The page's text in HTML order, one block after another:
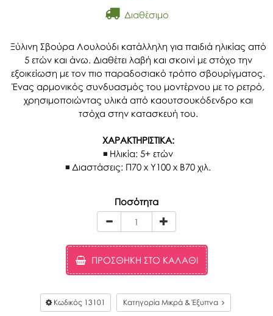
Διαθέσιμο
Ξύλινη Σβούρα Λουλούδι κατάλληλη για παιδιά ηλικίας από
5 ετών και άνω. Διαθέτει λαβή και σκοινί με στόχο την
εξοικείωση με τον πιο παραδοσιακό τρόπο σβουρίγματος.
Ένας αρμονικός συνδυασμός του μοντέρνου με το ρετρό,
χρησιμοποιώντας υλικά από καουτσουκόδενδρο και
τσόχα στην κατασκευή του.
ΧΑΡΑΚΤΗΡΙΣΤΙΚΑ:
Ηλικία: 5+ ετών
Διαστάσεις: Π70 x Y100 x Β70 χιλ.
Ποσότητα
ΠΡΟΣΘΉΚΗ ΣΤΟ ΚΑΛΆΘΙ
Κωδικός 13101 Κατηγορία Μικρά & Έξυπνα